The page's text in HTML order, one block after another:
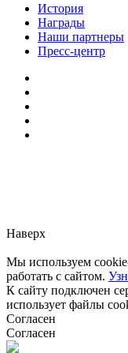
История
Награды
Наши партнеры
Пресс-центр
Наверх
Мы используем
работать с сайтом.
К сайту подключен
использует файлы
Согласен
Согласен